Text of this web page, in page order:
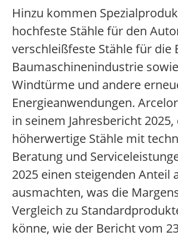
Hinzu kommen
hochfeste Stähle für den
verschleißfeste Stähle für die
Baumaschinenindustrie
Windtürme und andere
Energieanwendungen.
in seinem Jahresbericht 2025,
höherwertige Stähle mit
Beratung und
2025 einen steigenden Anteil
ausmachten, was die
Vergleich zu
könne, wie der Bericht vom